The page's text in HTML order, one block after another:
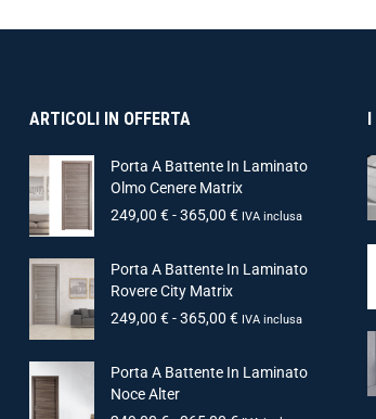
ARTICOLI IN OFFERTA
Porta A Battente In Laminato
Olmo Cenere Matrix
249,00 € - 365,00 € IVA inclusa
Porta A Battente In Laminato
Rovere City Matrix
249,00 € - 365,00 € IVA inclusa
Porta A Battente In Laminato
Noce Alter